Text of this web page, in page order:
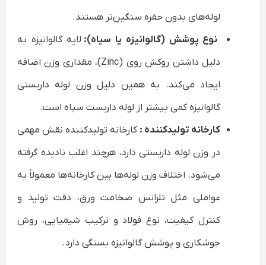
لوله‌های بدون حفره سنگین‌تر هستند.
نوع پوشش (گالوانیزه یا سیاه): لایه گالوانیزه به
دلیل داشتن روکش روی (Zinc)، مقداری وزن اضافه
ایجاد می‌کند. به همین دلیل وزن لوله داربستی
گالوانیزه کمی بیشتر از لوله داربست سیاه است.
کارخانه تولیدکننده : کارخانه تولیدکننده نقش مهمی
در وزن لوله داربستی دارد، هرچند اغلب نادیده گرفته
می‌شود. اختلاف وزن لوله‌ها بین کارخانه‌ها معمولاً به
عواملی مثل تلرانس ضخامت ورق، دقت تولید و
کنترل کیفیت، نوع فولاد و ترکیب شیمیایی، روش
جوشکاری و پوشش گالوانیزه بستگی دارد.